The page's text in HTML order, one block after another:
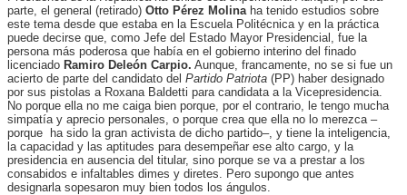
parte, el general (retirado) Otto Pérez Molina ha tenido estudios sobre
este tema desde que estaba en la Escuela Politécnica y en la práctica
puede decirse que, como Jefe del Estado Mayor Presidencial, fue la
persona más poderosa que había en el gobierno interino del finado
licenciado Ramiro Deleón Carpio. Aunque, francamente, no se si fue un
acierto de parte del candidato del Partido Patriota (PP) haber designado
por sus pistolas a Roxana Baldetti para candidata a la Vicepresidencia.
No porque ella no me caiga bien porque, por el contrario, le tengo mucha
simpatía y aprecio personales, o porque crea que ella no lo merezca –
porque ha sido la gran activista de dicho partido–, y tiene la inteligencia,
la capacidad y las aptitudes para desempeñar ese alto cargo, y la
presidencia en ausencia del titular, sino porque se va a prestar a los
consabidos e infaltables dimes y diretes. Pero supongo que antes
designarla sopesaron muy bien todos los ángulos.